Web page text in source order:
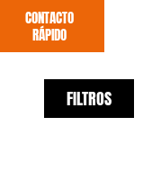
CONTACTO
RÁPIDO
FILTROS